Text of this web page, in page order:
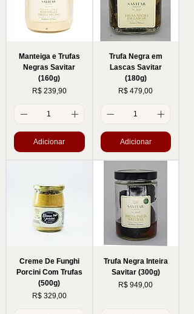
Manteiga e Trufas
Negras Savitar
(160g)
Preço
R$ 239,90
Adicionar
Trufa Negra em
Lascas Savitar
(180g)
Preço
R$ 479,00
Adicionar
Creme De Funghi
Porcini Com Trufas
(500g)
Preço
R$ 329,00
Trufa Negra Inteira
Savitar (300g)
Preço
R$ 949,00